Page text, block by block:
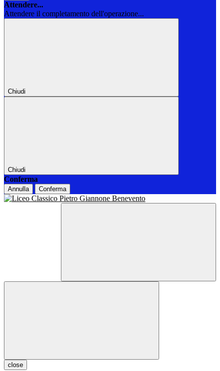
Attendere...
Attendere il completamento dell'operazione...
Chiudi
Chiudi
Conferma
Annulla Conferma
close